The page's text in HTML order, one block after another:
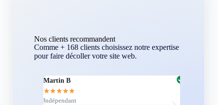
Nos clients recommandent
Comme + 168 clients choisissez notre expertise
pour faire décoller votre site web.
Martin B
★★★★★
Indépendant